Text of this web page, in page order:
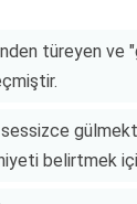
türeyen ve
sessizce
belirtmek